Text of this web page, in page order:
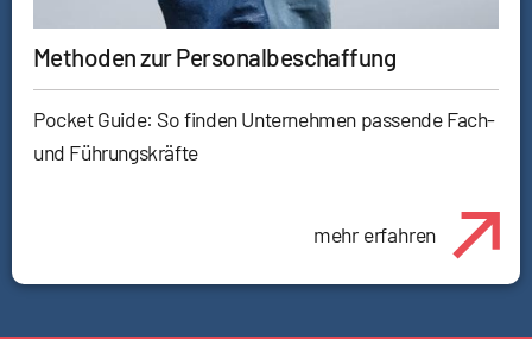
Methoden zur Personalbeschaffung
Pocket Guide: So finden Unternehmen passende Fach-
und Führungskräfte
mehr erfahren